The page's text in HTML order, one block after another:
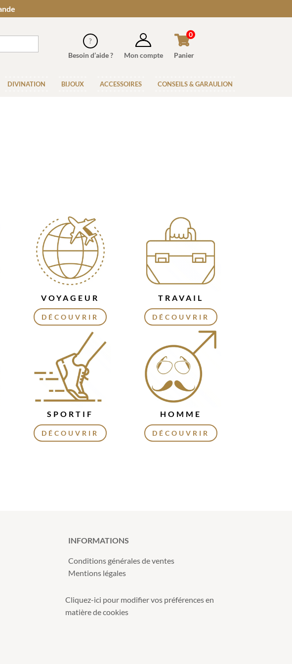
Besoin d’aide ? Mon compte Panier
0
DIVINATION BIJOUX ACCESSOIRES CONSEILS & GARAULION
VOYAGEUR
DÉCOUVRIR
TRAVAIL
DÉCOUVRIR
SPORTIF
DÉCOUVRIR
HOMME
DÉCOUVRIR
INFORMATIONS
Conditions générales de ventes
Mentions légales
Cliquez-ici pour modifier vos préférences en
matière de cookies
avec les réglementations. Personnalisez vos préférences pour